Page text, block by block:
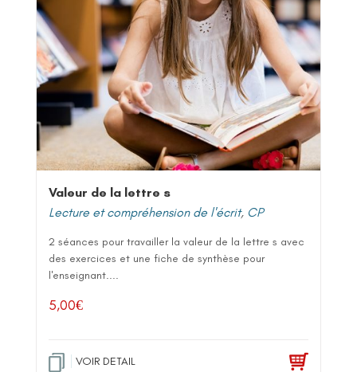
Valeur de la lettre s
Lecture et compréhension de l'écrit, CP
2 séances pour travailler la valeur de la lettre s avec
des exercices et une fiche de synthèse pour
l'enseignant....
5,00€
VOIR DETAIL